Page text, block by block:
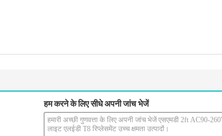
हम करने के लिए सीधे अपनी जांच भेजें